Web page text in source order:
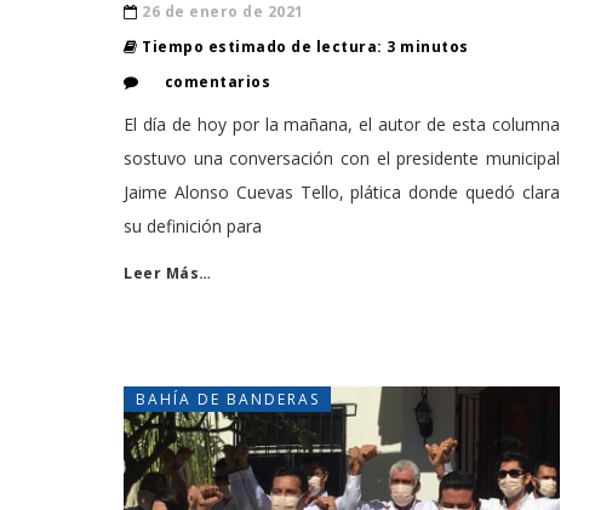
26 de enero de 2021
Tiempo estimado de lectura: 3 minutos
comentarios
El día de hoy por la mañana, el autor de esta columna
sostuvo una conversación con el presidente municipal
Jaime Alonso Cuevas Tello, plática donde quedó clara
su definición para
Leer Más…
BAHÍA DE BANDERAS